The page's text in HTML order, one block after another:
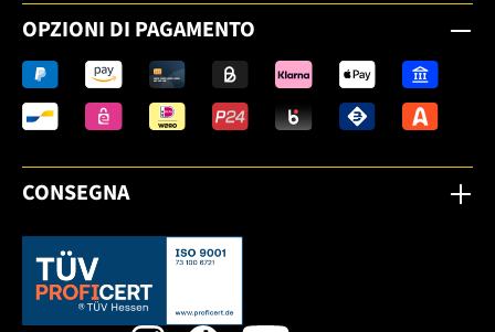
OPZIONI DI PAGAMENTO
CONSEGNA
Dieser Link öffnet sich in einem neuen Tab.